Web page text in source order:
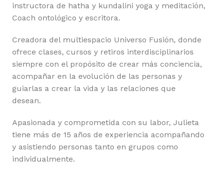
instructora de hatha y kundalini yoga y meditación,
Coach ontológico y escritora.
Creadora del multiespacio Universo Fusión, donde
ofrece clases, cursos y retiros interdisciplinarios
siempre con el propósito de crear más conciencia,
acompañar en la evolución de las personas y
guiarlas a crear la vida y las relaciones que
desean.
Apasionada y comprometida con su labor, Julieta
tiene más de 15 años de experiencia acompañando
y asistiendo personas tanto en grupos como
individualmente.